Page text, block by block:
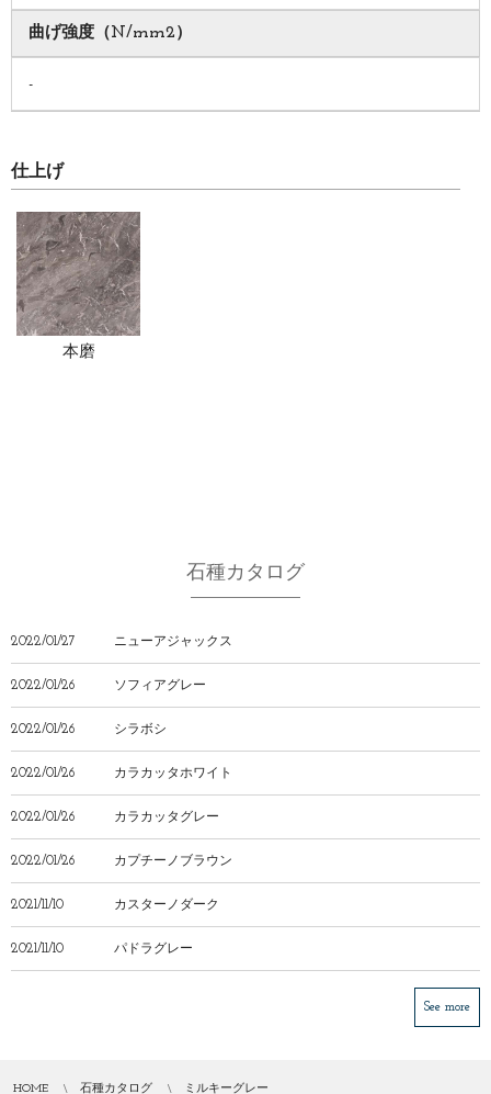
曲げ強度（N/mm2）
-
仕上げ
本磨
石種カタログ
2022/01/27 ニューアジャックス
2022/01/26 ソフィアグレー
2022/01/26 シラボシ
2022/01/26 カラカッタホワイト
2022/01/26 カラカッタグレー
2022/01/26 カプチーノブラウン
2021/11/10 カスターノダーク
2021/11/10 パドラグレー
See more
HOME 石種カタログ ミルキーグレー